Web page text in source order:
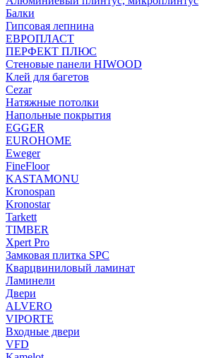
Балки
Гипсовая лепнина
ЕВРОПЛАСТ
ПЕРФЕКТ ПЛЮС
Стеновые панели HIWOOD
Клей для багетов
Cezar
Натяжные потолки
Напольные покрытия
EGGER
EUROHOME
Eweger
FineFloor
KASTAMONU
Kronospan
Kronostar
Tarkett
TIMBER
Xpert Pro
Замковая плитка SPC
Кварцвиниловый ламинат
Ламинели
Двери
ALVERO
VIPORTE
Входные двери
VFD